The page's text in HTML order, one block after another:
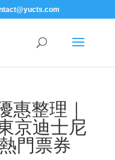
惠整理｜
京迪士尼
門票券